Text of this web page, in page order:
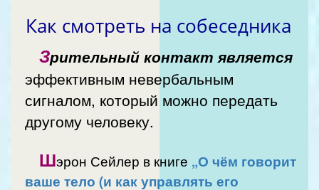
Как смотреть на собеседника
Зрительный контакт является
эффективным невербальным
сигналом, который можно передать
другому человеку.
Шэрон Сейлер в книге „О чём говорит
ваше тело (и как управлять его